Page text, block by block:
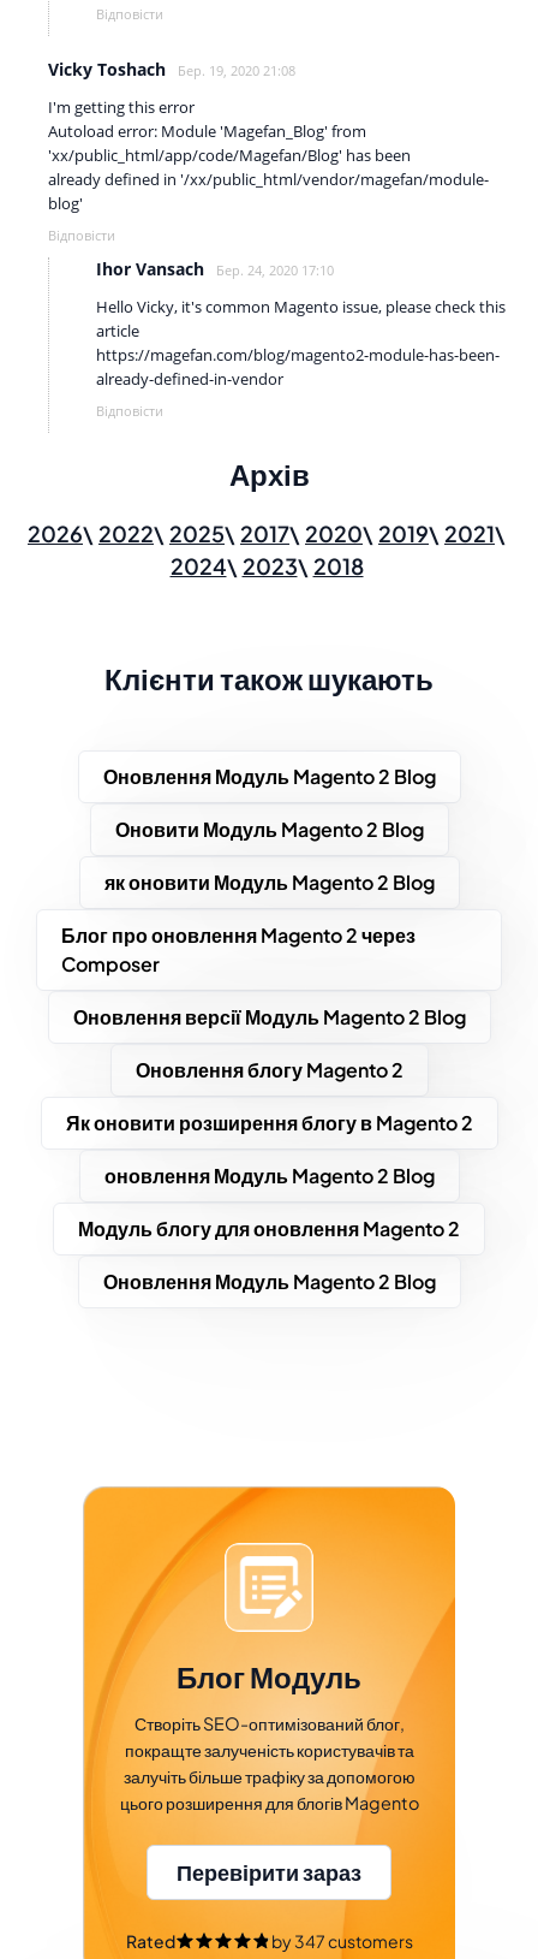
Відповісти
Vicky Toshach Бер. 19, 2020 21:08
I'm getting this error
Autoload error: Module 'Magefan_Blog' from
'xx/public_html/app/code/Magefan/Blog' has been
already defined in '/xx/public_html/vendor/magefan/module-
blog'
Відповісти
Ihor Vansach Бер. 24, 2020 17:10
Hello Vicky, it's common Magento issue, please check this
article
https://magefan.com/blog/magento2-module-has-been-
already-defined-in-vendor
Відповісти
Архів
2026 2022 2025 2017 2020 2019
2021
2024
2023 2018
Клієнти також шукають
Оновлення Модуль Magento 2 Blog
Оновити Модуль Magento 2 Blog
як оновити Модуль Magento 2 Blog
Блог про оновлення Magento 2 через
Composer
Оновлення версії Модуль Magento 2 Blog
Оновлення блогу Magento 2
Як оновити розширення блогу в Magento 2
оновлення Модуль Magento 2 Blog
Модуль блогу для оновлення Magento 2
Оновлення Модуль Magento 2 Blog
Блог Модуль
Створіть SEO-оптимізований блог,
покращте залученість користувачів та
залучіть більше трафіку за допомогою
цього розширення для блогів Magento
Перевірити зараз
Rated by347customers